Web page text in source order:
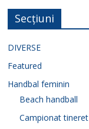
Secțiuni
DIVERSE
Featured
Handbal feminin
Beach handball
Campionat tineret